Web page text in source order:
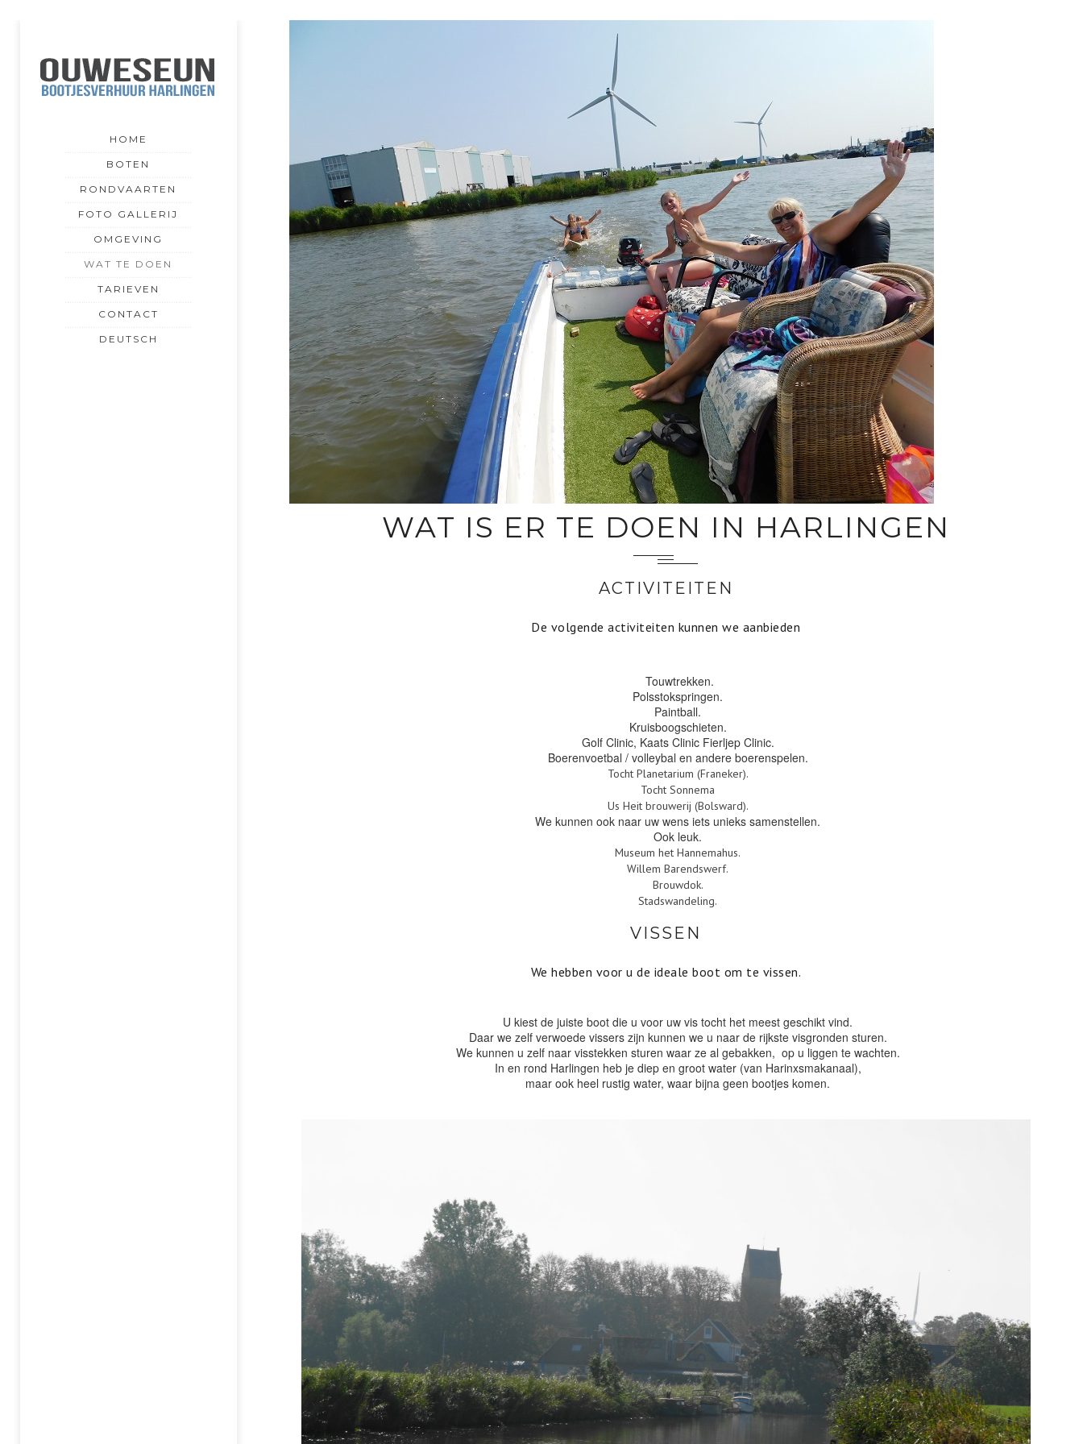
HOME
BOTEN
RONDVAARTEN
FOTO GALLERIJ
OMGEVING
WAT TE DOEN
TARIEVEN
CONTACT
DEUTSCH
WAT IS ER TE DOEN IN HARLINGEN
ACTIVITEITEN
De volgende activiteiten kunnen we aanbieden
Touwtrekken.
Polsstokspringen.
Paintball.
Kruisboogschieten.
Golf Clinic, Kaats Clinic Fierljep Clinic.
Boerenvoetbal / volleybal en andere boerenspelen.
Tocht Planetarium (Franeker).
Tocht Sonnema
Us Heit brouwerij (Bolsward).
We kunnen ook naar uw wens iets unieks samenstellen.
Ook leuk.
Museum het Hannemahus.
Willem Barendswerf.
Brouwdok.
Stadswandeling.
VISSEN
We hebben voor u de ideale boot om te vissen.
U kiest de juiste boot die u voor uw vis tocht het meest geschikt vind.
Daar we zelf verwoede vissers zijn kunnen we u naar de rijkste visgronden sturen.
We kunnen u zelf naar visstekken sturen waar ze al gebakken, op u liggen te wachten.
In en rond Harlingen heb je diep en groot water (van Harinxsmakanaal),
maar ook heel rustig water, waar bijna geen bootjes komen.